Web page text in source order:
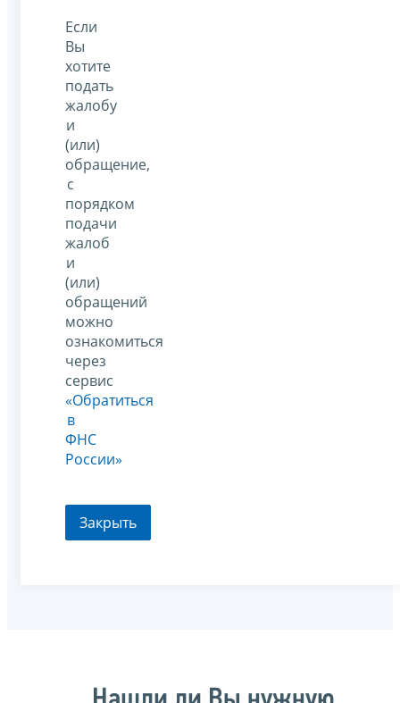
Если
Вы
хотите
подать
жалобу
и
(или)
обращение,
с
порядком
подачи
жалоб
и
(или)
обращений
можно
ознакомиться
через
сервис
«Обратиться
в
ФНС
России»
Закрыть